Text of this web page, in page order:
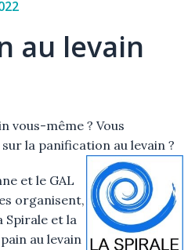
au levain
vous-même ? Vous
la panification au levain ?
et le GAL
organisent,
Spirale et la
au levain